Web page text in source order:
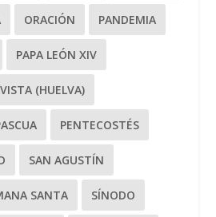
ORACIÓN PANDEMIA
PAPA LEÓN XIV
(HUELVA)
PENTECOSTÉS
SAN AGUSTÍN
SANTA SÍNODO